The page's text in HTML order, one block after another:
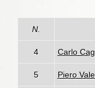
N.
4 Carlo
5 Piero